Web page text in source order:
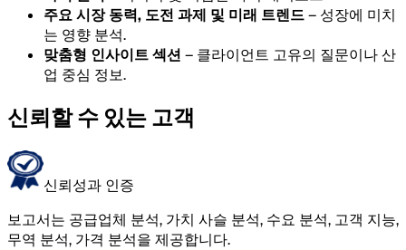
주요 시장 동력, 도전 과제 및 미래 트렌드– 성장에 미치
는 영향 분석.
맞춤형 인사이트 섹션 – 클라이언트 고유의 질문이나 산
업 중심 정보.
신뢰할 수 있는 고객
신뢰성과 인증
보고서는 공급업체 분석, 가치 사슬 분석, 수요 분석, 고객 지능,
무역 분석, 가격 분석을 제공합니다.